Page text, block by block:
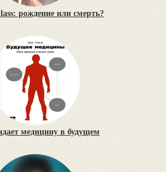
рождение или смерть?
медицину в будущем